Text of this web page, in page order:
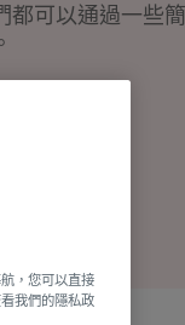
都可以通過一些簡
，您可以直接
我們的隱私政